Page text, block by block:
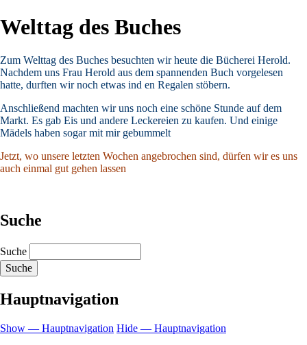
Welttag des Buches
Zum Welttag des Buches besuchten wir heute die Bücherei Herold.
Nachdem uns Frau Herold aus dem spannenden Buch vorgelesen
hatte, durften wir noch etwas ind en Regalen stöbern.
Anschließend machten wir uns noch eine schöne Stunde auf dem
Markt. Es gab Eis und andere Leckereien zu kaufen. Und einige
Mädels haben sogar mit mir gebummelt
Jetzt, wo unsere letzten Wochen angebrochen sind, dürfen wir es uns
auch einmal gut gehen lassen
Suche
Suche
Hauptnavigation
Show — Hauptnavigation Hide — Hauptnavigation